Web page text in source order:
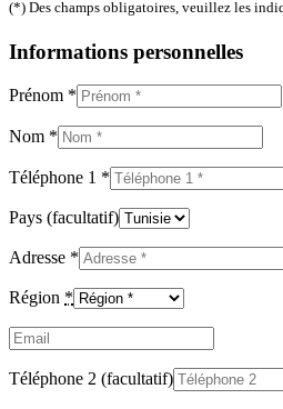
(*) Des champs obligatoires, veuillez les
Informations personnelles
Prénom *
Nom *
Téléphone 1 *
Pays (facultatif)
Adresse *
Région *
Email
Téléphone 2 (facultatif)